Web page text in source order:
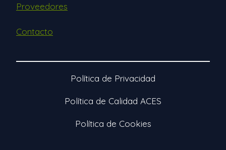
Proveedores
Contacto
Política de Privacidad
Política de Calidad ACES
Política de Cookies